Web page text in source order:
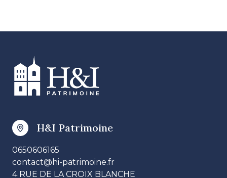
H&I Patrimoine
0650606165
contact@hi-patrimoine.fr
4 RUE DE LA CROIX BLANCHE